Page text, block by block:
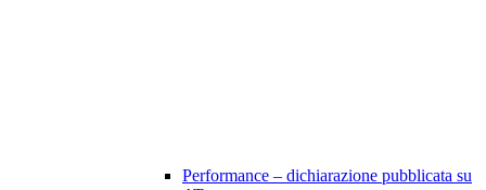
Performance – dichiarazione pubblicata su